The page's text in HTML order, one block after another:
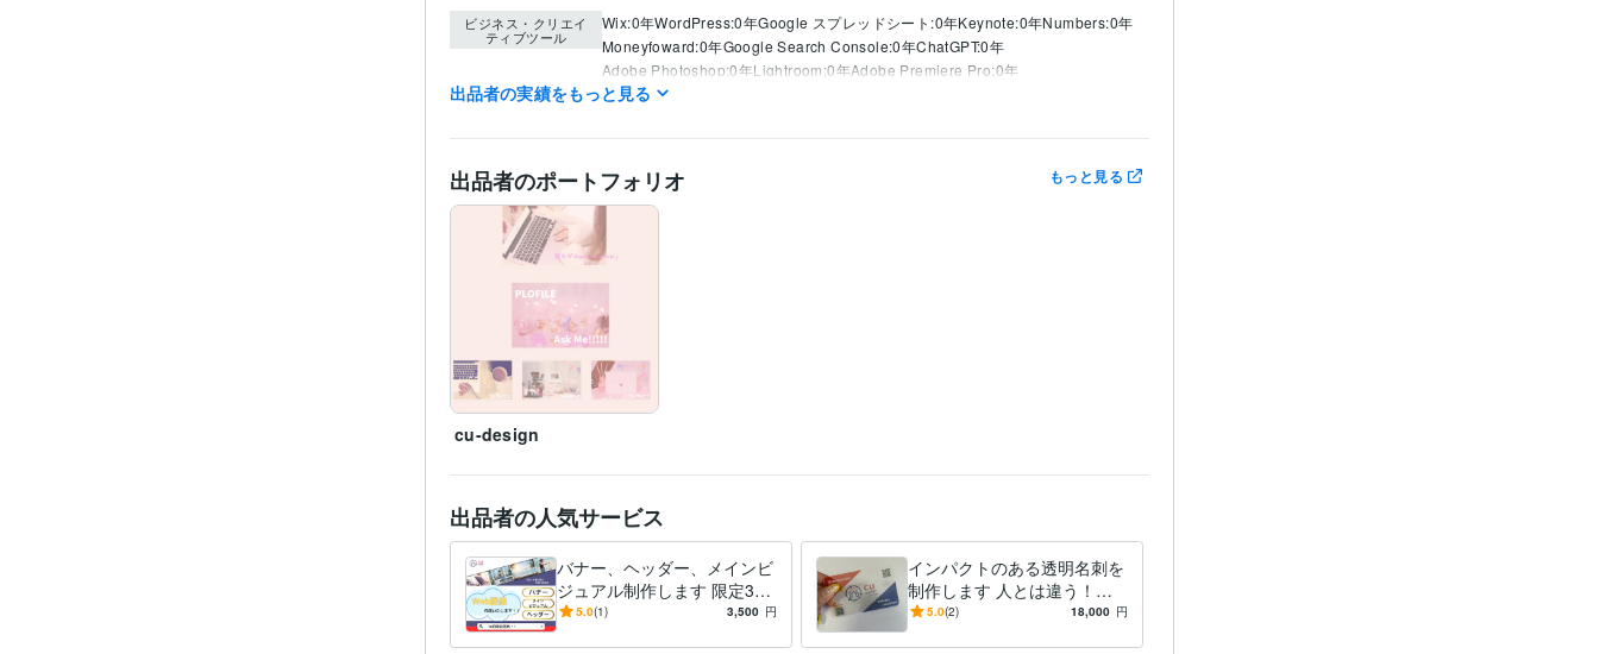
ビジネス・クリエイ
ティブツール
Wix:0年WordPress:0年Google スプレッドシート:0年Keynote:0年Numbers:0年
Moneyfoward:0年Google Search Console:0年ChatGPT:0年
Adobe Photoshop:0年Lightroom:0年Adobe Premiere Pro:0年
Adobe Illustrator:0年
得意分野 Web制作・HP作成・EC構築 HP作成・コーディング代行 名刺・印刷物作成
出品者の実績をもっと見る
出品者のポートフォリオ もっと見る
cu-design
出品者の人気サービス
バナー、ヘッダー、メインビ
ジュアル制作します 限定3
枠！10月限定価格で制作いた
5.0(1) 3,500 円
インパクトのある透明名刺を
制作します 人とは違う！！
を求める方にぴったりです♡
5.0(2) 18,000 円